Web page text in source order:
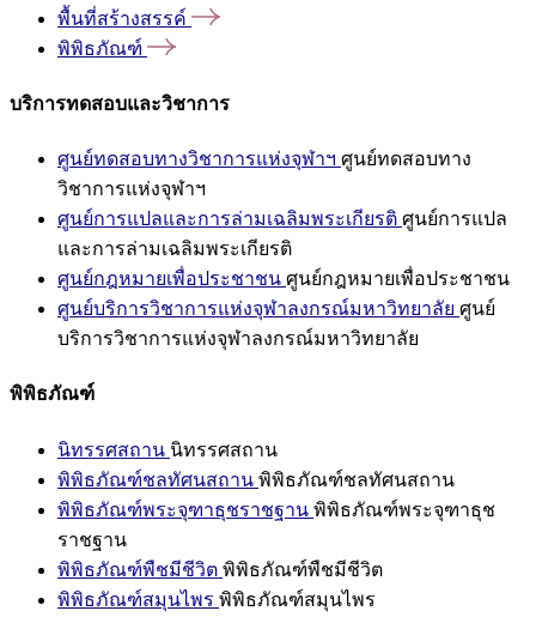
พื้นที่สร้างสรรค์
พิพิธภัณฑ์
บริการทดสอบและวิชาการ
ศูนย์ทดสอบทางวิชาการแห่งจุฬาฯ ศูนย์ทดสอบทาง
วิชาการแห่งจุฬาฯ
ศูนย์การแปลและการล่ามเฉลิมพระเกียรติ ศูนย์การแปล
และการล่ามเฉลิมพระเกียรติ
ศูนย์กฎหมายเพื่อประชาชน ศูนย์กฎหมายเพื่อประชาชน
ศูนย์บริการวิชาการแห่งจุฬาลงกรณ์มหาวิทยาลัย ศูนย์
บริการวิชาการแห่งจุฬาลงกรณ์มหาวิทยาลัย
พิพิธภัณฑ์
นิทรรศสถาน นิทรรศสถาน
พิพิธภัณฑ์ชลทัศนสถาน พิพิธภัณฑ์ชลทัศนสถาน
พิพิธภัณฑ์พระจุฑาธุชราชฐาน พิพิธภัณฑ์พระจุฑาธุช
ราชฐาน
พิพิธภัณฑ์พืชมีชีวิต พิพิธภัณฑ์พืชมีชีวิต
พิพิธภัณฑ์สมุนไพร พิพิธภัณฑ์สมุนไพร